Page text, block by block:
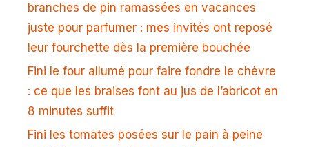
branches de pin ramassées en vacances
juste pour parfumer : mes invités ont reposé
leur fourchette dès la première bouchée
Fini le four allumé pour faire fondre le chèvre
: ce que les braises font au jus de l’abricot en
8 minutes suffit
Fini les tomates posées sur le pain à peine